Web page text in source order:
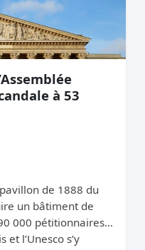
à 53
de 1888 du
un bâtiment de
000 pétitionnaires,
l’Unesco s’y